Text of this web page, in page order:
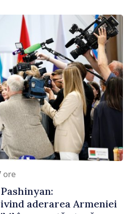
ore
aderarea Armeniei